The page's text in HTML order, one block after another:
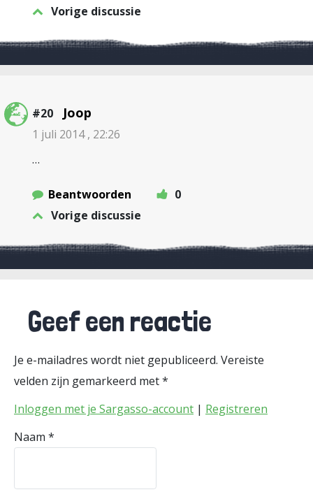
Vorige discussie
#20 Joop
1 juli 2014 , 22:26
…
Beantwoorden
0
Vorige discussie
Geef een reactie
Je e-mailadres wordt niet gepubliceerd. Vereiste
velden zijn gemarkeerd met*
Inloggen met je Sargasso-account | Registreren
Naam *